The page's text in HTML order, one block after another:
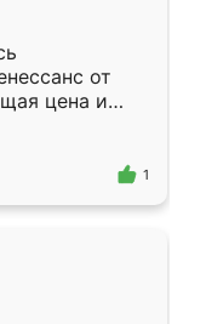
от
цена и
Приехавший
1